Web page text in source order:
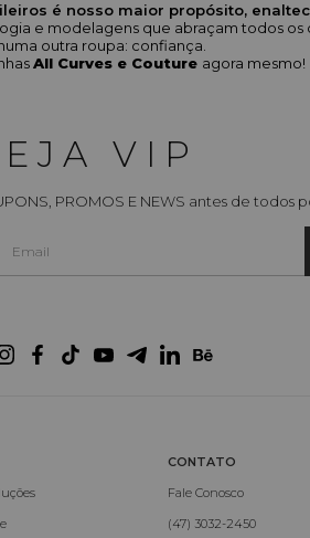
é nosso maior propósito,
e modelagens que abraçam todos
outra roupa: confiança.
All Curves e Couture agora mesmo!
VIP
PROMOS E NEWS antes de todos
CONTATO
Fale Conosco
(47) 3032-2450